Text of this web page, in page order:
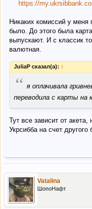
https://
Никаких комиссий у меня
было. До этого была
выпускают. И с классик
валютная.
JuliaP сказал(а): ↑
“ я оплачивала
переводила с карты на
Тут все зависит от
Укрсибба на счет другого
Vatalina
ШопоНафт